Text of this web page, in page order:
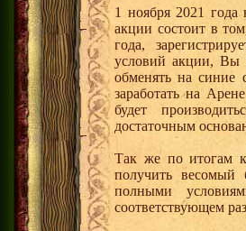
1 ноября 2021
акции состоит в
года,
условий акции,
обменять на синие
заработать на
будет
достаточным
Так же по итогам
получить
полными
соответствующем